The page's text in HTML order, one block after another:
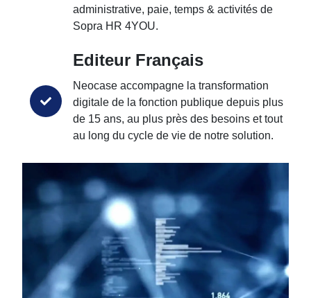
administrative, paie, temps & activités de
Sopra HR 4YOU.
Editeur Français
Neocase accompagne la transformation
digitale de la fonction publique depuis plus
de 15 ans, au plus près des besoins et tout
au long du cycle de vie de notre solution.